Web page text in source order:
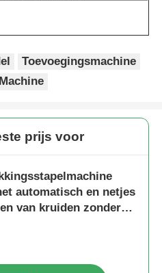
Toevoegingsmachine
prijs voor
automatisch en netjes
van kruiden zonder